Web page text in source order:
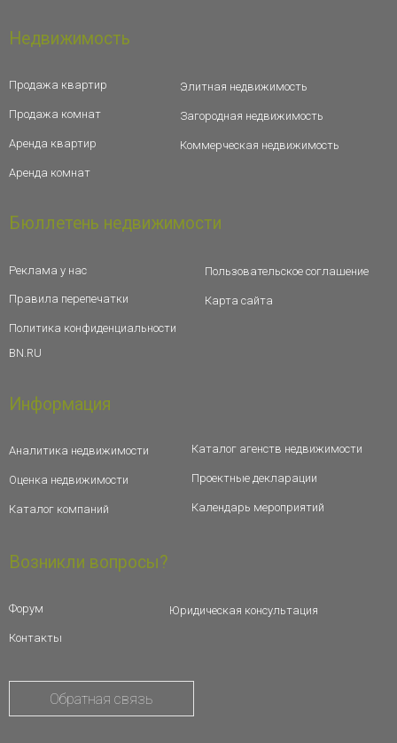
Недвижимость
Продажа квартир
Продажа комнат
Аренда квартир
Аренда комнат
Элитная недвижимость
Загородная недвижимость
Коммерческая недвижимость
Бюллетень недвижимости
Реклама у нас
Правила перепечатки
Политика конфиденциальности
BN.RU
Пользовательское соглашение
Карта сайта
Информация
Аналитика недвижимости
Оценка недвижимости
Каталог компаний
Каталог агенств недвижимости
Проектные декларации
Календарь мероприятий
Возникли вопросы?
Форум
Контакты
Юридическая консультация
Обратная связь